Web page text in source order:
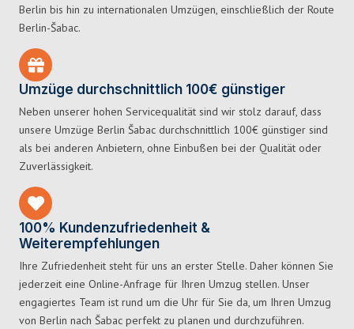
Berlin bis hin zu internationalen Umzügen, einschließlich der Route
Berlin-Šabac.
Umzüge durchschnittlich 100€ günstiger
Neben unserer hohen Servicequalität sind wir stolz darauf, dass
unsere Umzüge Berlin Šabac durchschnittlich 100€ günstiger sind
als bei anderen Anbietern, ohne Einbußen bei der Qualität oder
Zuverlässigkeit.
100% Kundenzufriedenheit &
Weiterempfehlungen
Ihre Zufriedenheit steht für uns an erster Stelle. Daher können Sie
jederzeit eine Online-Anfrage für Ihren Umzug stellen. Unser
engagiertes Team ist rund um die Uhr für Sie da, um Ihren Umzug
von Berlin nach Šabac perfekt zu planen und durchzuführen.